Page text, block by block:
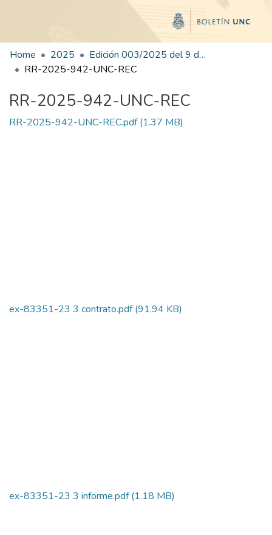
Home 2025
Edición 003/2025 del 9 de junio de 2025
RR-2025-942-UNC-REC
RR-2025-942-UNC-REC
RR-2025-942-UNC-REC.pdf(1.37 MB)
ex-83351-23 3 contrato.pdf(91.94 KB)
ex-83351-23 3 informe.pdf(1.18 MB)